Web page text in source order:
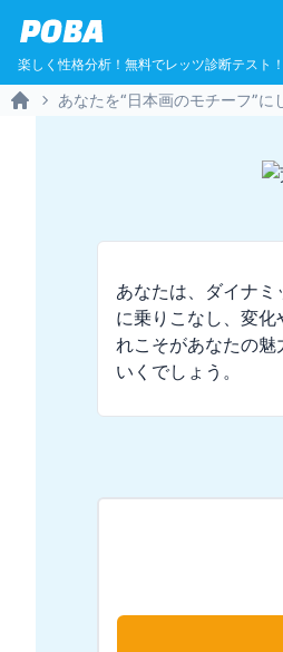
POBA
楽しく性格分析！無料でレッツ診断テスト！
あなたを“日本画のモチーフ”に
あなたは、ダイナ
に乗りこなし、変
れこそがあなたの
いくでしょう。